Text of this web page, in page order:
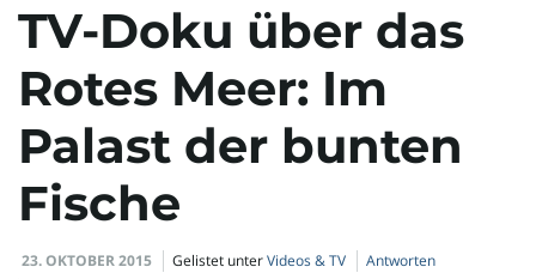
TV-Doku über das
Rotes Meer: Im
Palast der bunten
Fische
23. OKTOBER 2015 Gelistet unterVideos & TV
Antworten